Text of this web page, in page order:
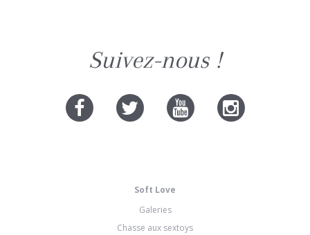
Suivez-nous !
Soft Love
Galeries
Chasse aux sextoys